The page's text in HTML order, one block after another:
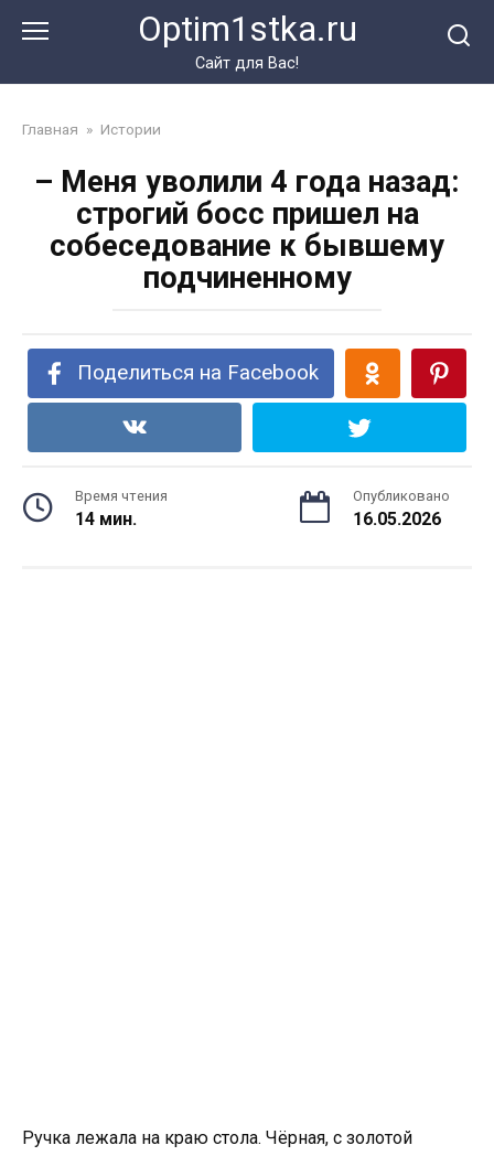
Optim1stka.ru
Сайт для Вас!
Главная » Истории
– Меня уволили 4 года назад:
строгий босс пришел на
собеседование к бывшему
подчиненному
Поделиться на Facebook
Время чтения
14 мин.
Опубликовано
16.05.2026
Ручка лежала на краю стола. Чёрная, с золотой